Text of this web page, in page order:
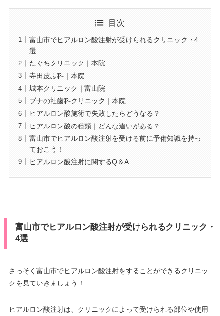
目次
富山市でヒアルロン酸注射が受けられるクリニック・4
選
たぐちクリニック｜本院
寺田皮ふ科｜本院
城本クリニック｜富山院
ブナの社歯科クリニック｜本院
ヒアルロン酸施術で失敗したらどうなる？
ヒアルロン酸の種類｜どんな違いがある？
富山市でヒアルロン酸注射を受ける前に予備知識を持っ
ておこう！
ヒアルロン酸注射に関するQ＆A
富山市でヒアルロン酸注射が受けられるクリニック・
4選
さっそく富山市でヒアルロン酸注射をすることができるクリニッ
クを見ていきましょう！
ヒアルロン酸注射は、クリニックによって受けられる部位や使用